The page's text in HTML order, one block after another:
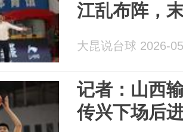
江乱布阵，
大昆说台球 2026-
记者：山西
传兴下场后